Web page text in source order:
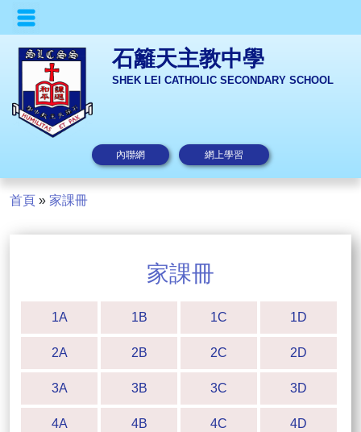
石籬天主教中學
SHEK LEI CATHOLIC SECONDARY SCHOOL
內聯網 網上學習
首頁 » 家課冊
家課冊
1A 1B 1C 1D
2A 2B 2C 2D
3A 3B 3C 3D
4A 4B 4C 4D